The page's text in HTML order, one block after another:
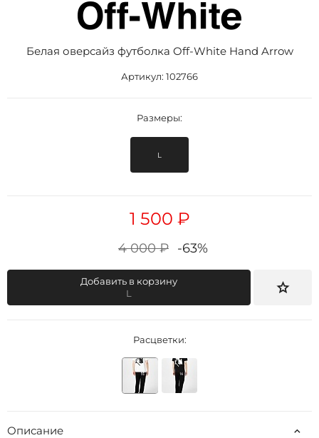
Белая оверсайз футболка Off-White Hand Arrow
Артикул: 102766
Размеры:
L
1 500 ₽
4 000 ₽ -63%
Добавить в корзину
L
Расцветки:
Описание